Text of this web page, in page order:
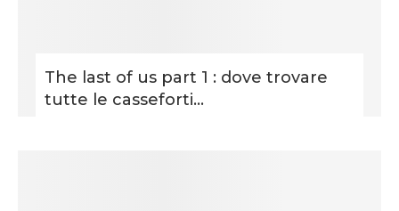
The last of us part 1 : dove trovare
tutte le casseforti...